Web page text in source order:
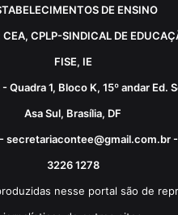
DE ENSINO
CPLP-SINDICAL DE
FISE, IE
Quadra 1, Bloco K, 15º andar Ed.
Asa Sul, Brasília, DF
secretariacontee@gmail.com.br -
3226 1278
nesse portal são de